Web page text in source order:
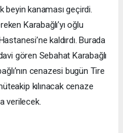
beyin kanaması geçirdi.
Karabağlı’yı oğlu
kaldırdı. Burada
gören Sebahat Karabağlı
cenazesi bugün Tire
kılınacak cenaze
verilecek.